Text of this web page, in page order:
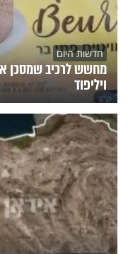
חדשות היום
מחשש לרכיב שמסכן
ויליפוד